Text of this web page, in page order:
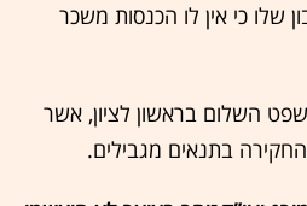
שלו כי אין לו הכנסות משכר
השלום בראשון לציון, אשר
בתנאים מגבילים.